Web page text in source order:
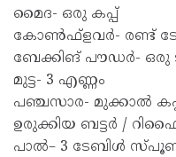
മൈദ- ഒരു കപ്പ്
കോൺഫ്ളവർ- രണ്ട്
ബേക്കിങ് പൗഡർ-
മുട്ട- 3 എണ്ണം
പഞ്ചസാര- മുക്കാൽ
ഉരുക്കിയ ബട്ടർ /
പാൽ– 3 ടേബിൾ